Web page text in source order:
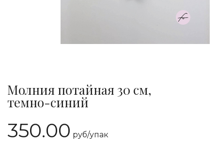
Молния потайная 30 см,
темно-синий
350.00 руб/упак